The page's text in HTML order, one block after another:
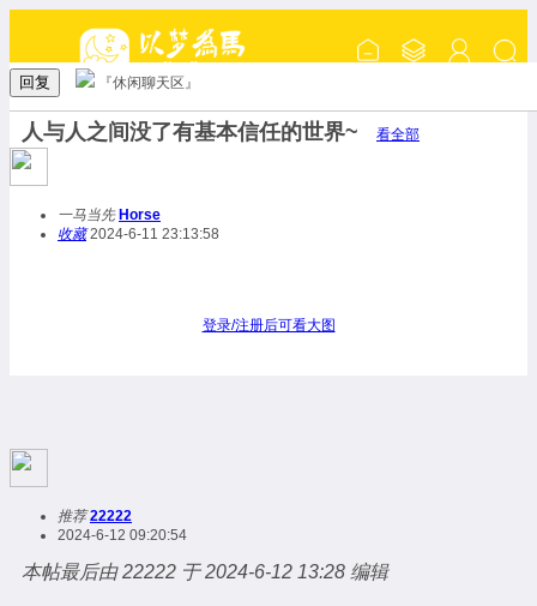
回复 『休闲聊天区』
人与人之间没了有基本信任的世界~ 看全部
一马当先 Horse
收藏2024-6-11 23:13:58
登录/注册后可看大图
推荐22222
2024-6-12 09:20:54
本帖最后由 22222 于 2024-6-12 13:28 编辑